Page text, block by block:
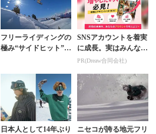
フリーライディングの
極み“サイドヒット”の
SNSアカウントを着実
に成長。実はみんなコ
コ使ってます。
PR(Dreaw合同会社)
日本人として14年ぶり
ニセコが誇る地元フリ